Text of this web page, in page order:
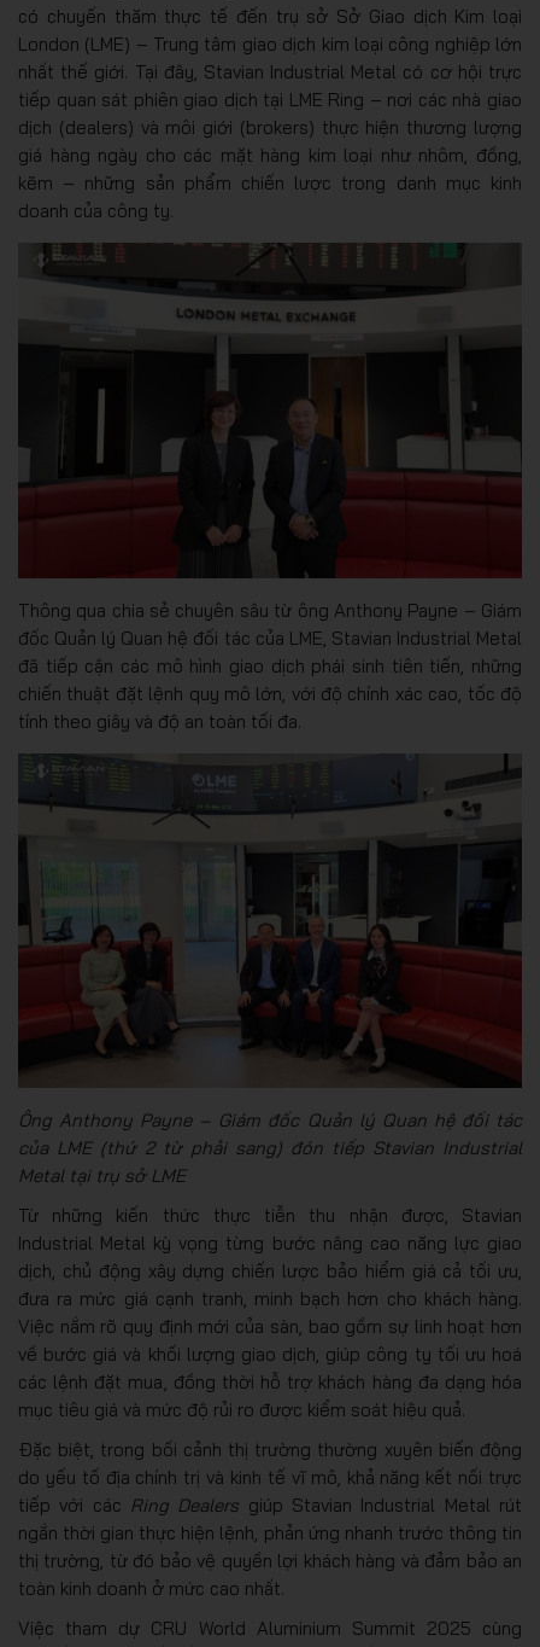
có chuyến thăm thực tế đến trụ sở Sở Giao dịch Kim loại
London (LME) – Trung tâm giao dịch kim loại công nghiệp lớn
nhất thế giới. Tại đây, Stavian Industrial Metal có cơ hội trực
tiếp quan sát phiên giao dịch tại LME Ring – nơi các nhà giao
dịch (dealers) và môi giới (brokers) thực hiện thương lượng
giá hàng ngày cho các mặt hàng kim loại như nhôm, đồng,
kẽm – những sản phẩm chiến lược trong danh mục kinh
doanh của công ty.
Thông qua chia sẻ chuyên sâu từ ông Anthony Payne – Giám
đốc Quản lý Quan hệ đối tác của LME, Stavian Industrial Metal
đã tiếp cận các mô hình giao dịch phái sinh tiên tiến, những
chiến thuật đặt lệnh quy mô lớn, với độ chính xác cao, tốc độ
tính theo giây và độ an toàn tối đa.
Ông Anthony Payne – Giám đốc Quản lý Quan hệ đối tác
của LME (thứ 2 từ phải sang) đón tiếp Stavian Industrial
Metal tại trụ sở LME
Từ những kiến thức thực tiễn thu nhận được, Stavian
Industrial Metal kỳ vọng từng bước nâng cao năng lực giao
dịch, chủ động xây dựng chiến lược bảo hiểm giá cả tối ưu,
đưa ra mức giá cạnh tranh, minh bạch hơn cho khách hàng.
Việc nắm rõ quy định mới của sàn, bao gồm sự linh hoạt hơn
về bước giá và khối lượng giao dịch, giúp công ty tối ưu hoá
các lệnh đặt mua, đồng thời hỗ trợ khách hàng đa dạng hóa
mục tiêu giá và mức độ rủi ro được kiểm soát hiệu quả.
Đặc biệt, trong bối cảnh thị trường thường xuyên biến động
do yếu tố địa chính trị và kinh tế vĩ mô, khả năng kết nối trực
tiếp với các Ring Dealers giúp Stavian Industrial Metal rút
ngắn thời gian thực hiện lệnh, phản ứng nhanh trước thông tin
thị trường, từ đó bảo vệ quyền lợi khách hàng và đảm bảo an
toàn kinh doanh ở mức cao nhất.
Việc tham dự CRU World Aluminium Summit 2025 cùng